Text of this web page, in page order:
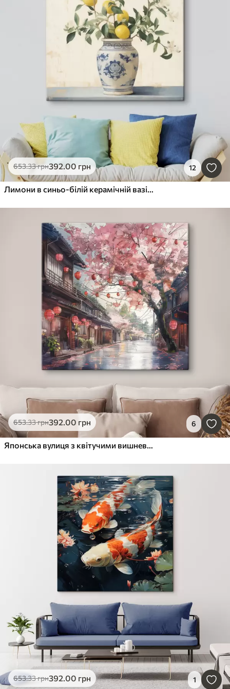
Найпопулярніші
Очистити фільтр
653.33грн392.00 грн 12
Лимони в синьо-білій керамічній вазі в стилі олійного живопису
653.33грн392.00 грн 6
Японська вулиця з квітучими вишневими деревами, східна архітектура, ліхтарі
653.33грн392.00 грн 1